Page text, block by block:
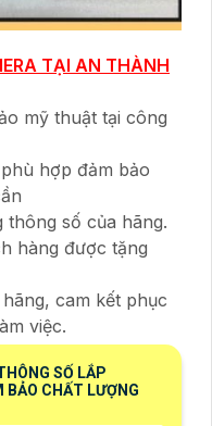
TẠI AN THÀNH
mỹ thuật tại công
hợp đảm bảo
số của hãng.
hàng được tặng
cam kết phục
việc.
SỐ LẮP
BẢO CHẤT LƯỢNG